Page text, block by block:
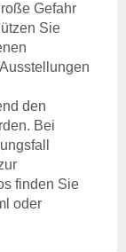
Downloads
Fachbeiträge
Gefahr
Sie
den
Bei
finden Sie
oder